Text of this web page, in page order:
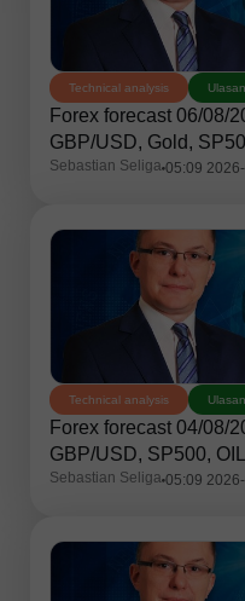
Technical analysis
Forex forecast 06/08/
GBP/USD, Gold,
Sebastian Seliga 05:09
Technical analysis
Forex forecast 04/08/
GBP/USD, SP500,
Sebastian Seliga 05:09